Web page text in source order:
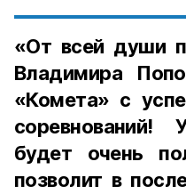
«От всей души
Владимира
«Комета» с
соревнований!
будет очень
позволит в